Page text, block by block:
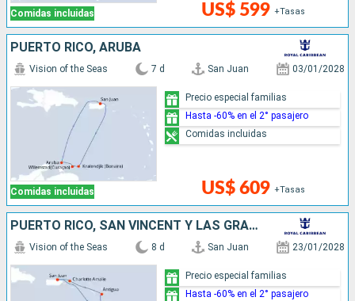
Comidas incluidas US$ 599 +Tasas
PUERTO RICO, ARUBA
Comidas incluidas
Vision of the Seas 7 d San Juan 03/01/2028
US$ 609 +Tasas
Precio especial familias
Hasta -60% en el 2° pasajero
Comidas incluidas
PUERTO RICO, SAN VINCENT Y LAS GRANADINAS, GRENADA, ANTIGUA Y BARBUDA, ESTADOS UNIDOS
Vision of the Seas 8 d San Juan 23/01/2028
Precio especial familias
Hasta -60% en el 2° pasajero